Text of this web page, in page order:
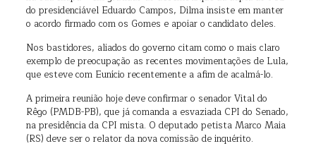
do presidenciável Eduardo Campos, Dilma insiste em manter
o acordo firmado com os Gomes e apoiar o candidato deles.
Nos bastidores, aliados do governo citam como o mais claro
exemplo de preocupação as recentes movimentações de Lula,
que esteve com Eunício recentemente a afim de acalmá-lo.
A primeira reunião hoje deve confirmar o senador Vital do
Rêgo (PMDB-PB), que já comanda a esvaziada CPI do Senado,
na presidência da CPI mista. O deputado petista Marco Maia
(RS) deve ser o relator da nova comissão de inquérito.